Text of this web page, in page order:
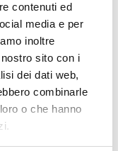
contenuti ed
media e per
inoltre
sito con i
dei dati web,
combinarle
o che hanno
(chiuso il
14:30, 15:30,